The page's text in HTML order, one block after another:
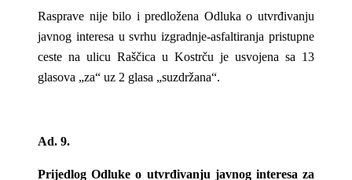
Rasprave nije bilo i predložena Odluka o utvrđivanju
javnog interesa u svrhu izgradnje-asfaltiranja pristupne
ceste na ulicu Raščica u Kostrču je usvojena sa 13
glasova „za“ uz 2 glasa „suzdržana“.
Ad. 9.
Prijedlog Odluke o utvrđivanju javnog interesa za